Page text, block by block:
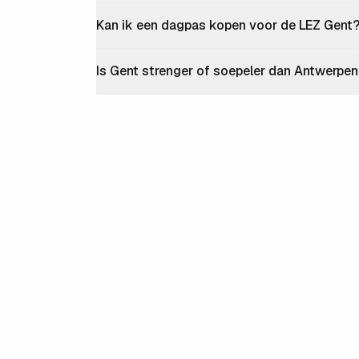
Kan ik een dagpas kopen voor de LEZ Gent?
Is Gent strenger of soepeler dan